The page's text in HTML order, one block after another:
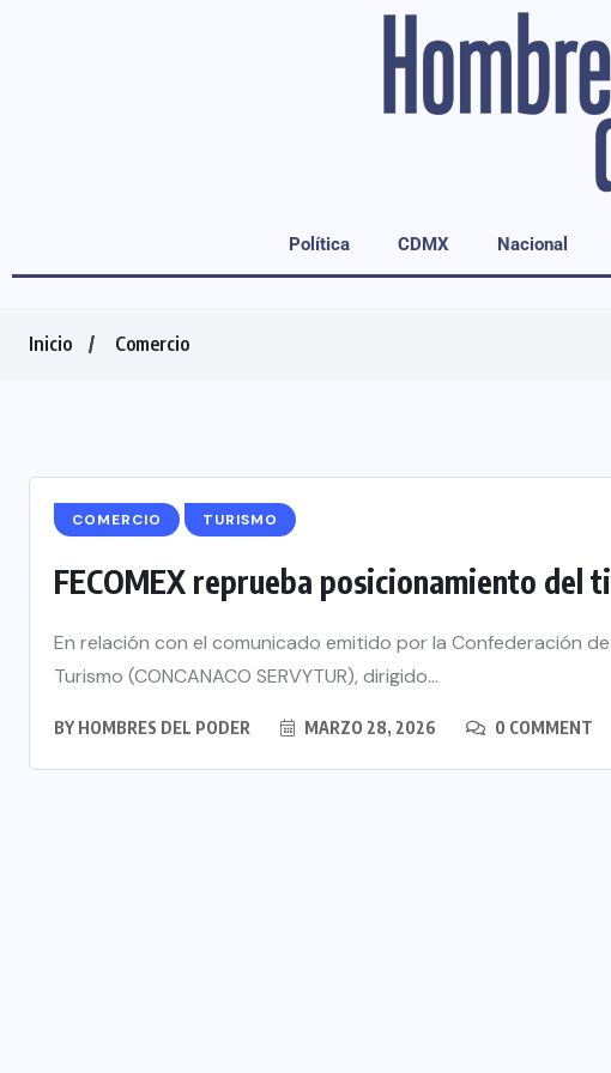
Política CDMX Nacional
Inicio Comercio
COMERCIO TURISMO
FECOMEX reprueba posicionamiento del
En relación con el comunicado emitido por la Confederación
Turismo (CONCANACO SERVYTUR), dirigido...
BY HOMBRES DEL PODER MARZO 28, 2026 0 COMMENT